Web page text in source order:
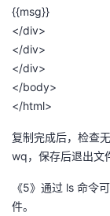
{{msg}}
</div>
</div>
</div>
</body>
</html>
复制完成后，检查
wq，保存后退出文
《5》通过 ls 命令
件。